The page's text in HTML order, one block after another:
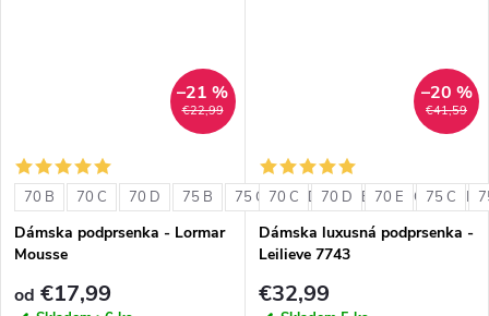
€22,99
–21 %
70 B 70 C 70 D 75 B 75 C 75 D 80 B 80 C 80 D
Dámska podprsenka - Lormar
Mousse
od €17,99
€41,59
–20 %
70 C 70 D 70 E 75 C
Dámska luxusná podprsenka -
Leilieve 7743
€32,99